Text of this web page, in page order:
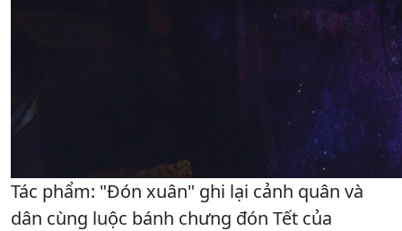
Tác phẩm: "Đón xuân" ghi lại cảnh quân và
dân cùng luộc bánh chưng đón Tết của